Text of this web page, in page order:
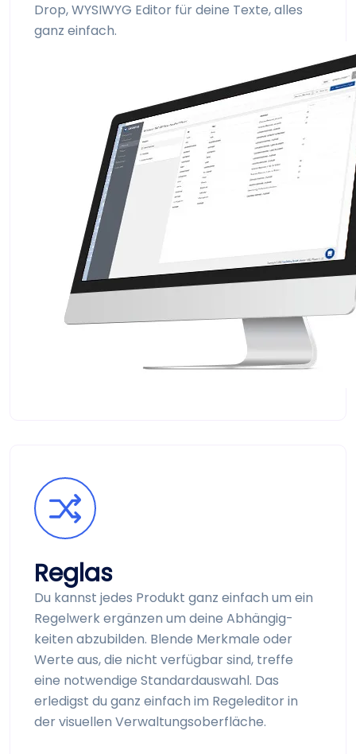
Drop, WYSIWYG Editor für deine Texte, alles
ganz einfach.
Reglas
Du kannst jedes Produkt ganz einfach um ein
Regelwerk ergänzen um deine Abhängig­
keiten abzubilden. Blende Merkmale oder
Werte aus, die nicht verfügbar sind, treffe
eine notwendige Standard­auswahl. Das
erledigst du ganz einfach im Regeleditor in
der visuellen Verwaltungs­oberfläche.